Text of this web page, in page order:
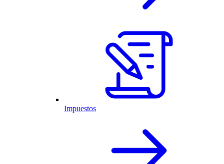
Impuestos